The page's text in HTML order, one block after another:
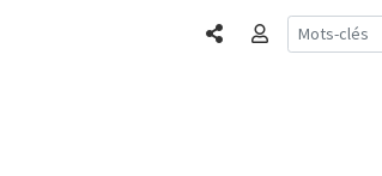
PartagerConnexion